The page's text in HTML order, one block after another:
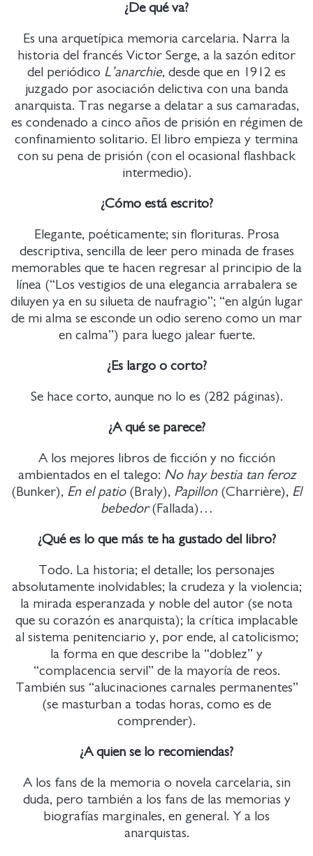
¿De qué va?
Es una arquetípica memoria carcelaria. Narra la
historia del francés Victor Serge, a la sazón editor
del periódico L’anarchie, desde que en 1912 es
juzgado por asociación delictiva con una banda
anarquista. Tras negarse a delatar a sus camaradas,
es condenado a cinco años de prisión en régimen de
confinamiento solitario. El libro empieza y termina
con su pena de prisión (con el ocasional flashback
intermedio).
¿Cómo está escrito?
Elegante, poéticamente; sin florituras. Prosa
descriptiva, sencilla de leer pero minada de frases
memorables que te hacen regresar al principio de la
línea (“Los vestigios de una elegancia arrabalera se
diluyen ya en su silueta de naufragio”; “en algún lugar
de mi alma se esconde un odio sereno como un mar
en calma”) para luego jalear fuerte.
¿Es largo o corto?
Se hace corto, aunque no lo es (282 páginas).
¿A qué se parece?
A los mejores libros de ficción y no ficción
ambientados en el talego: No hay bestia tan feroz
(Bunker), En el patio(Braly), Papillon(Charrière), El
bebedor(Fallada)…
¿Qué es lo que más te ha gustado del libro?
Todo. La historia; el detalle; los personajes
absolutamente inolvidables; la crudeza y la violencia;
la mirada esperanzada y noble del autor (se nota
que su corazón es anarquista); la crítica implacable
al sistema penitenciario y, por ende, al catolicismo;
la forma en que describe la “doblez” y
“complacencia servil” de la mayoría de reos.
También sus “alucinaciones carnales permanentes”
(se masturban a todas horas, como es de
comprender).
¿A quien se lo recomiendas?
A los fans de la memoria o novela carcelaria, sin
duda, pero también a los fans de las memorias y
biografías marginales, en general. Y a los
anarquistas.